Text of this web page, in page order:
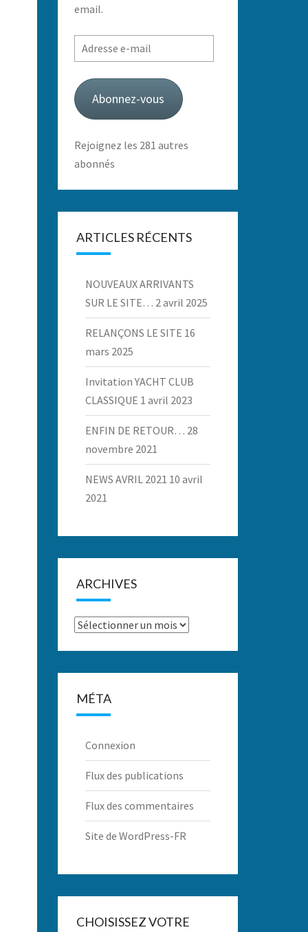
email.
Adresse
e-
mail
Abonnez-vous
Rejoignez les 281 autres
abonnés
ARTICLES RÉCENTS
NOUVEAUX ARRIVANTS
SUR LE SITE… 2 avril 2025
RELANÇONS LE SITE 16
mars 2025
Invitation YACHT CLUB
CLASSIQUE 1 avril 2023
ENFIN DE RETOUR… 28
novembre 2021
NEWS AVRIL 2021 10 avril
2021
ARCHIVES
Archives
MÉTA
Connexion
Flux des publications
Flux des commentaires
Site de WordPress-FR
CHOISISSEZ VOTRE